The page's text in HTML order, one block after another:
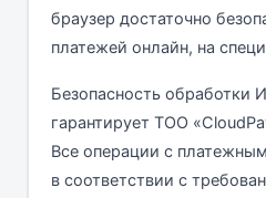
браузер достаточно
платежей онлайн, на
Безопасность обработки
гарантирует ТОО
Все операции с
в соответствии с